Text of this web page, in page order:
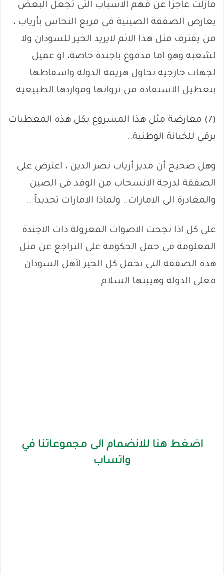
مازلت عاجزا عن فهم الاسباب التى تجعل البعض
يعارض الصفقة الصينية فى مربع النحاس بأرياب ،
من يقترف مثل هذا الاثم لايريد الخير للسودان ولا
لشعبه وهو اما مدفوع باجندة خاصة، او عميل
لجهات خارجية تحاول هزيمة الدولة واسفاطها
بتعطيل الاستفادة من ثرواتها ومواردها الطبيعية…
(7) معارضة مثل هذا المشروع بكل هذه المعطيات
يرقي للخيانة الوطنية..
وهل صحيح أن مدير أرياب نصر الدين ، اعترض على
الصفقة لدرجة الانسحاب من الوفد فى الصين
والمغادرة الى الامارات.. ولماذا الامارات تحديداً ..
على كل اذا نجحت الاصوات المعزولة ذات الاجندة
المعلومة فى حمل الحكومة على التراجع عن مثل
هذه الصفقة التى تحمل كل الخير لأهل السودان
فعلى الدولة وهيبتها السلام…
اضغط هنا للانضمام الى مجموعاتنا في
واتساب